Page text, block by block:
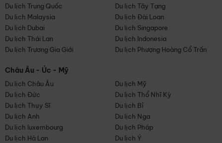
Du lịch Trung Quốc
Du lịch Tây Tạng
Du lịch Malaysia
Du lịch Đài Loan
Du lịch Dubai
Du lịch Singapore
Du lịch Thái Lan
Du lịch Indonesia
Du lịch Trương Gia Giới
Du lịch Phượng Hoàng Cổ Trấn
Châu Âu - Úc - Mỹ
Du lịch Châu Âu
Du lịch Mỹ
Du lịch Đức
Du lịch Thổ Nhĩ Kỳ
Du lịch Thụy Sĩ
Du lịch Bỉ
Du lịch Anh
Du lịch Nga
Du lịch luxembourg
Du lịch Pháp
Du lịch Hà Lan
Du lịch Ý